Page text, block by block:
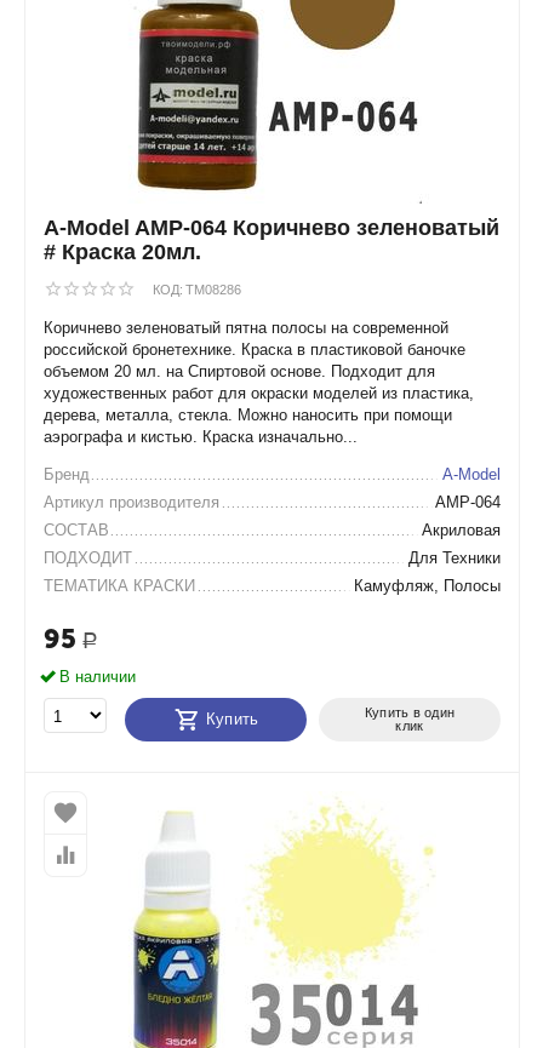
A-Model AMP-064 Коричнево зеленоватый
# Краска 20мл.
КОД: TM08286
Коричнево зеленоватый пятна полосы на современной
российской бронетехнике. Краска в пластиковой баночке
объемом 20 мл. на Спиртовой основе. Подходит для
художественных работ для окраски моделей из пластика,
дерева, металла, стекла. Можно наносить при помощи
аэрографа и кистью. Краска изначально...
Бренд
A-Model
Артикул производителя
AMP-064
СОСТАВ
Акриловая
ПОДХОДИТ
Для Техники
ТЕМАТИКА КРАСКИ
Камуфляж, Полосы
95 Р
В наличии
Купить
Купить в один
клик